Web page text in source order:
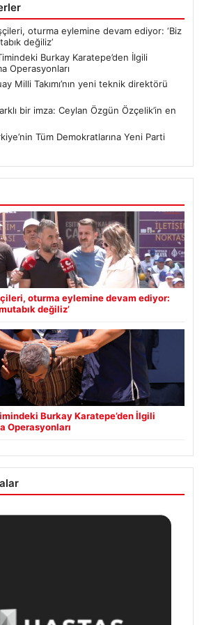
oturma eylemine devam ediyor: ‘Biz
değiliz’
Burkay Karatepe’den İlgili
Operasyonları
Milli Takımı’nın yeni teknik direktörü
bir imza: Ceylan Özgün Özçelik’in en
Tüm Demokratlarına Yeni Parti
oturma eylemine devam ediyor:
değiliz’
Burkay Karatepe’den İlgili
Operasyonları